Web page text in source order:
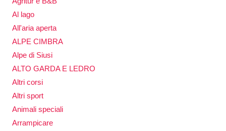
Al lago
All'aria aperta
ALPE CIMBRA
Alpe di Siusi
ALTO GARDA E LEDRO
Altri corsi
Altri sport
Animali speciali
Arrampicare